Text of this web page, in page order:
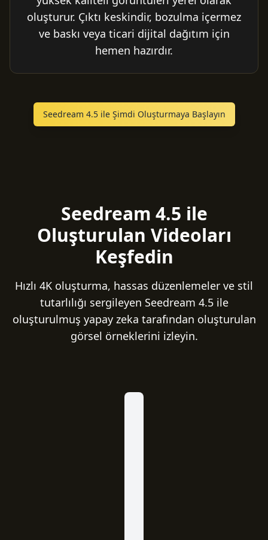
oluşturur. Çıktı keskindir, bozulma içermez
ve baskı veya ticari dijital dağıtım için
hemen hazırdır.
Seedream 4.5 ile Şimdi Oluşturmaya Başlayın
Seedream 4.5 ile
Oluşturulan Videoları
Keşfedin
Hızlı 4K oluşturma, hassas düzenlemeler ve stil
tutarlılığı sergileyen Seedream 4.5 ile
oluşturulmuş yapay zeka tarafından oluşturulan
görsel örneklerini izleyin.